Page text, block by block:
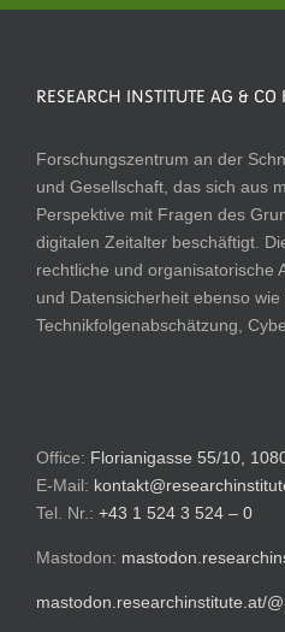
RESEARCH INSTITUTE AG & CO
Forschungszentrum an der
und Gesellschaft, das sich aus
Perspektive mit Fragen des
digitalen Zeitalter beschäftigt.
rechtliche und organisatorische
und Datensicherheit ebenso
Technikfolgenabschätzung,
Office: Florianigasse 55/10,
E-Mail:
Tel. Nr.: +43 1 524 3 524 – 0
Mastodon:
mastodon.researchinstitute.at/